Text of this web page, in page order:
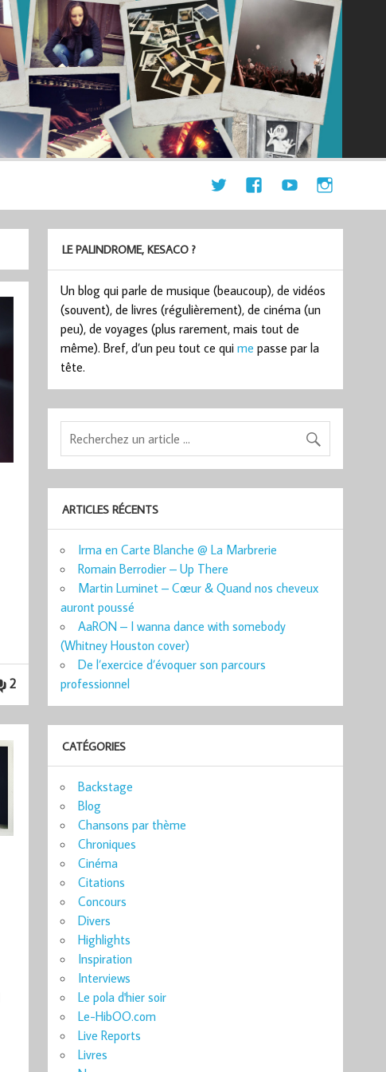
2
LE PALINDROME, KESACO ?
Un blog qui parle de musique (beaucoup), de vidéos
(souvent), de livres (régulièrement), de cinéma (un
peu), de voyages (plus rarement, mais tout de
même). Bref, d’un peu tout ce quime passe par la
tête.
ARTICLES RÉCENTS
Irma en Carte Blanche @ La Marbrerie
Romain Berrodier – Up There
Martin Luminet – Cœur & Quand nos cheveux
auront poussé
AaRON – I wanna dance with somebody
(Whitney Houston cover)
De l’exercice d’évoquer son parcours
professionnel
CATÉGORIES
Backstage
Blog
Chansons par thème
Chroniques
Cinéma
Citations
Concours
Divers
Highlights
Inspiration
Interviews
Le pola d'hier soir
Le-HibOO.com
Live Reports
Livres